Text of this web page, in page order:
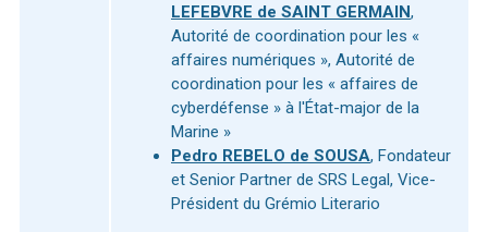
LEFEBVRE de SAINT GERMAIN,
Autorité de coordination pour les «
affaires numériques », Autorité de
coordination pour les « affaires de
cyberdéfense » à l'État-major de la
Marine »
Pedro REBELO de SOUSA, Fondateur
et Senior Partner de SRS Legal, Vice-
Président du Grémio Literario